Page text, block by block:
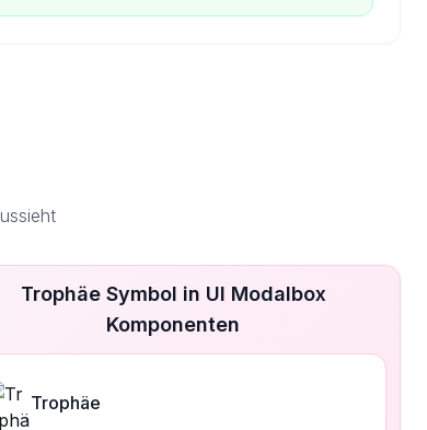
Trophäe Symbol in UI Modalbox
Komponenten
Trophäe